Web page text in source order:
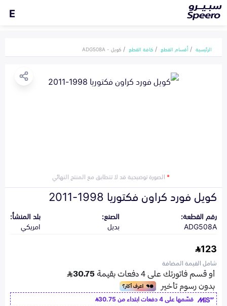
E
الرئيسية أقسام القطع كافة القطع كويل - ADG508A
*الصورة توضيحية قد لا تتطابق مع المنتج النهائي
كويل فورد كراون فكتوريا 1998-2011
رقم القطعة:
ADG508A
الصنع:
بديل
بلد المنشأ:
امريكي
123
شامل القيمة المضافة
قسّمها على 4 دفعات ابتداء من
30.75